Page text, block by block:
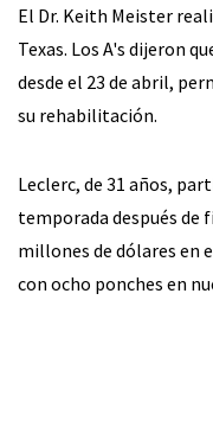
El Dr. Keith Meister
Texas. Los A's dijeron
desde el 23 de abril,
su rehabilitación.
Leclerc, de 31 años,
temporada después de
millones de dólares en
con ocho ponches en